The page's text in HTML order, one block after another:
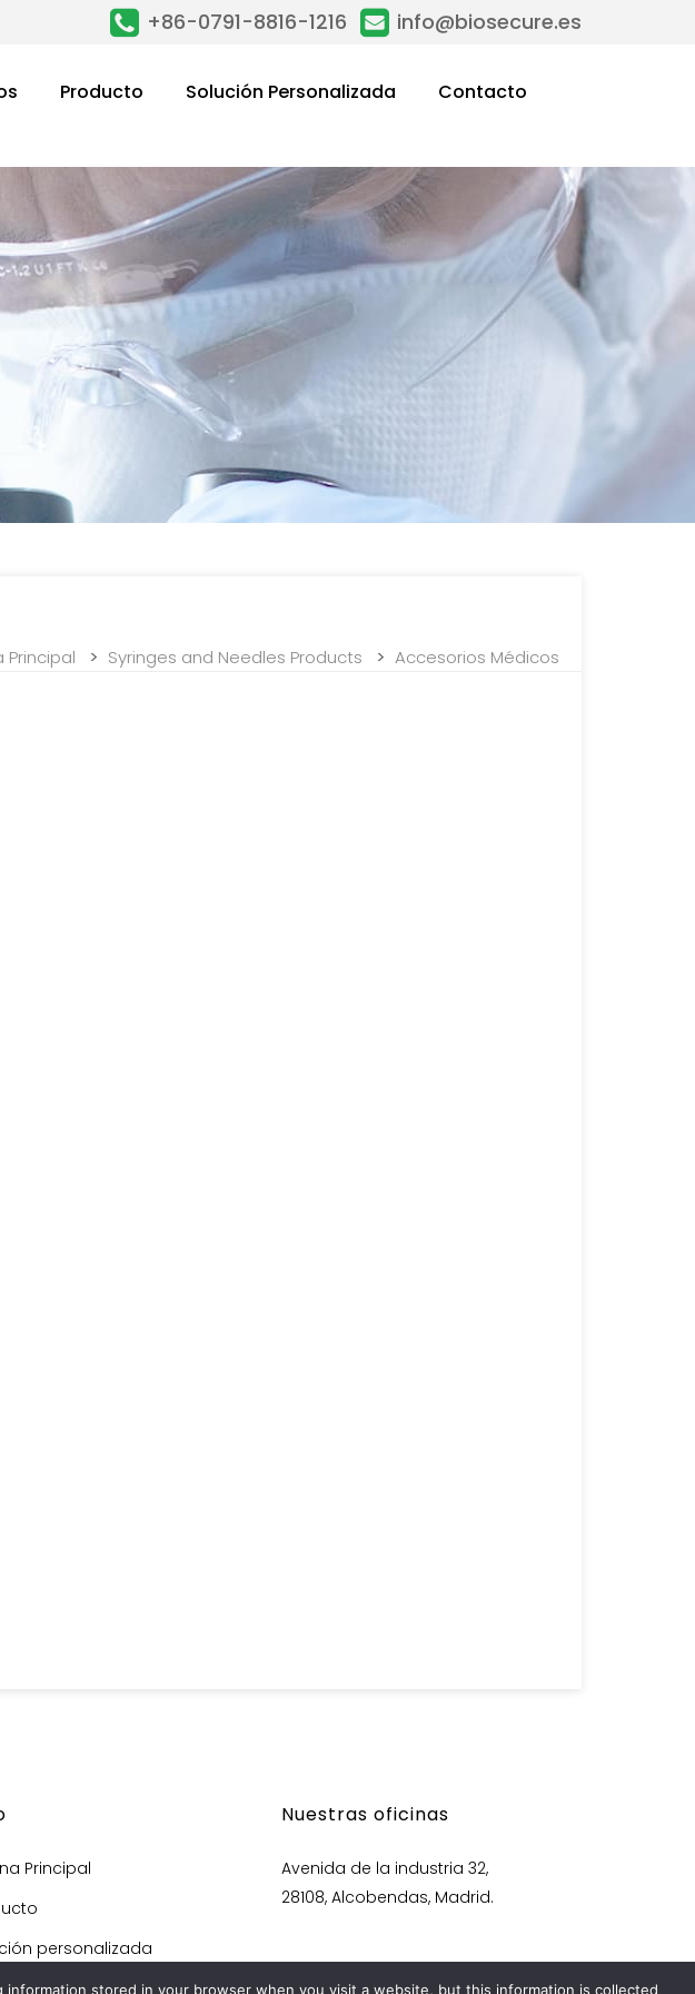
+86-0791-8816-1216 info@biosecure.es
Producto Solución Personalizada Contacto
Principal > Syringes and Needles Products > Accesorios Médicos
Principal
personalizada
con nosotros
Nuestras oficinas
Avenida de la industria 32,
28108, Alcobendas, Madrid.
stored in your browser when you visit a website, but this information is collected